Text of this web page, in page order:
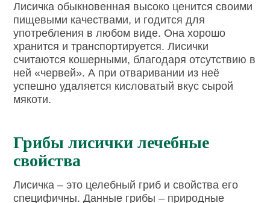
Лисичка обыкновенная высоко ценится своими
пищевыми качествами, и годится для
употребления в любом виде. Она хорошо
хранится и транспортируется. Лисички
считаются кошерными, благодаря отсутствию в
ней «червей». А при отваривании из неё
успешно удаляется кисловатый вкус сырой
мякоти.
Грибы лисички лечебные
свойства
Лисичка – это целебный гриб и свойства его
специфичны. Данные грибы – природные